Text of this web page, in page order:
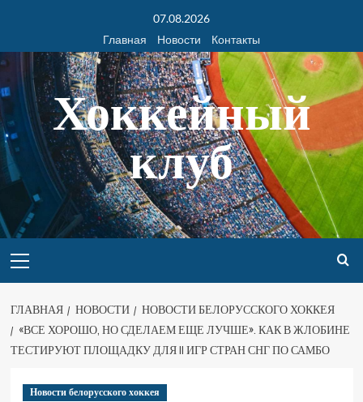
07.08.2026
Главная
Новости Контакты
Хоккейный
клуб
ГЛАВНАЯ НОВОСТИ
НОВОСТИ БЕЛОРУССКОГО ХОККЕЯ
«ВСЕ ХОРОШО, НО СДЕЛАЕМ ЕЩЕ ЛУЧШЕ». КАК В ЖЛОБИНЕ
ТЕСТИРУЮТ ПЛОЩАДКУ ДЛЯ II ИГР СТРАН СНГ ПО САМБО
Новости белорусского хоккея